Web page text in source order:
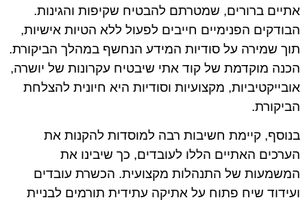
אתיים ברורים, שמטרתם להבטיח שקיפות והגינות.
הבודקים הפנימיים חייבים לפעול ללא הטיות אישיות,
תוך שמירה על סודיות המידע הנחשף במהלך הביקורת.
הכנה מוקדמת של קוד אתי שיבטיח עקרונות של יושרה,
אובייקטיביות, מקצועיות וסודיות היא חיונית להצלחת
הביקורת.
בנוסף, קיימת חשיבות רבה למוסדות להקנות את
הערכים האתיים הללו לעובדים, כך שיבינו את
המשמעות של התנהלות מקצועית. הכשרת עובדים
ועידוד שיח פתוח על אתיקה עתידית תורמים לבניית